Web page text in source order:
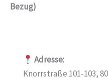
Bezug)
Adresse:
Knorrstraße 101-103,